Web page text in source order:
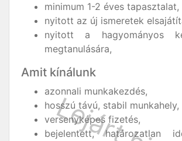
minimum 1-2 éves tapasztalat,
nyitott az új ismeretek
nyitott a hagyományos
megtanulására,
Amit kínálunk
azonnali munkakezdés,
hosszú távú, stabil munkahely,
versenyképes fizetés,
bejelentett, határozatlan